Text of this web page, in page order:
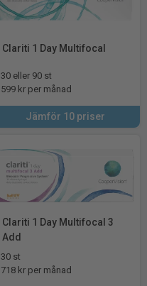
Clariti 1 Day Multifocal
30 eller 90 st
599 kr per månad
Jämför 10 priser
Clariti 1 Day Multifocal 3
Add
30 st
718 kr per månad